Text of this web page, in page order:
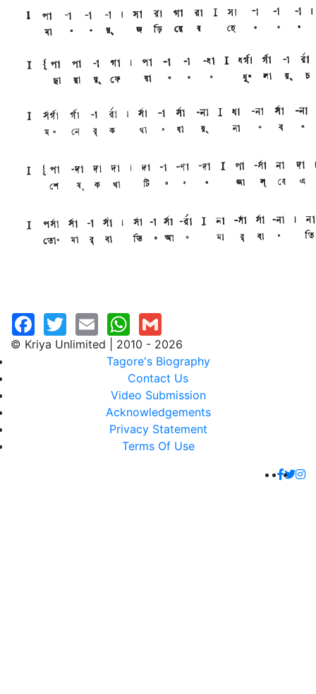
© Kriya Unlimited | 2010 - 2026
Tagore's Biography
Contact Us
Video Submission
Acknowledgements
Privacy Statement
Terms Of Use